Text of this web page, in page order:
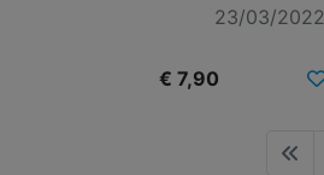
23/03/2022
€ 7,90